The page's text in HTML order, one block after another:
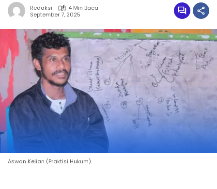
Redaksi
4 Min Baca
September 7, 2025
Aswan Kelian (Praktisi Hukum).